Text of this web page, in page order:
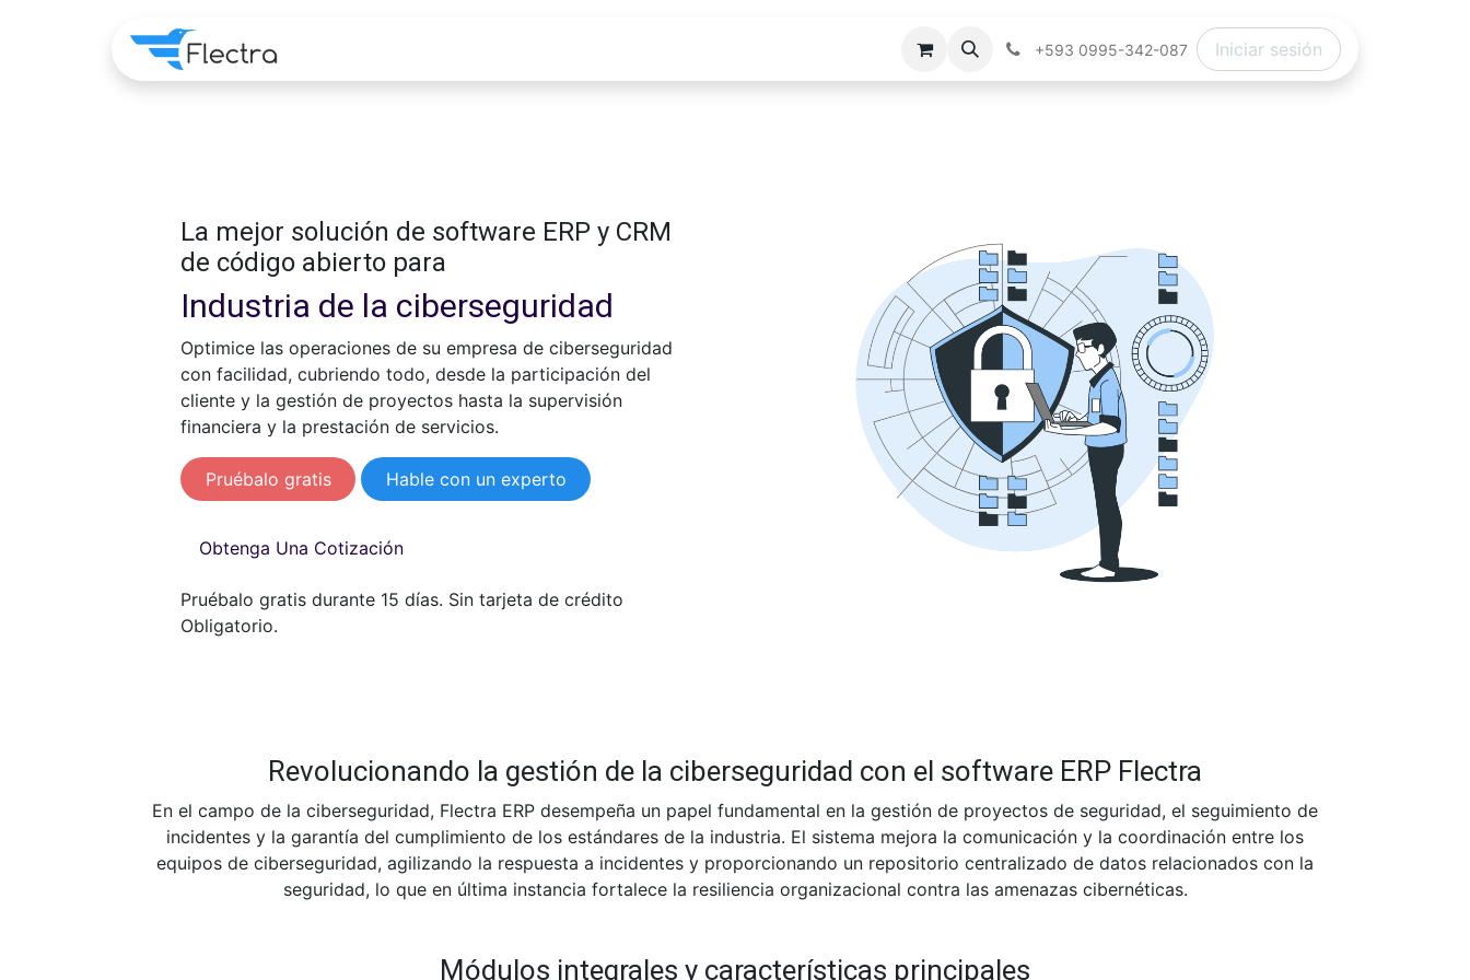
Hosting +593 0995-342-087 Iniciar sesión
La mejor solución de software ERP y CRM
de código abierto para
Industria de la ciberseguridad
Optimice las operaciones de su empresa de ciberseguridad
con facilidad, cubriendo todo, desde la participación del
cliente y la gestión de proyectos hasta la supervisión
financiera y la prestación de servicios.
Pruébalo gratis Hable con un experto
Obtenga Una Cotización
Pruébalo gratis durante 15 días. Sin tarjeta de crédito
Obligatorio.
Revolucionando la gestión de la ciberseguridad con el software ERP Flectra
En el campo de la ciberseguridad, Flectra ERP desempeña un papel fundamental en la gestión de proyectos de seguridad, el seguimiento de
incidentes y la garantía del cumplimiento de los estándares de la industria. El sistema mejora la comunicación y la coordinación entre los
equipos de ciberseguridad, agilizando la respuesta a incidentes y proporcionando un repositorio centralizado de datos relacionados con la
seguridad, lo que en última instancia fortalece la resiliencia organizacional contra las amenazas cibernéticas.
Módulos integrales y características principales